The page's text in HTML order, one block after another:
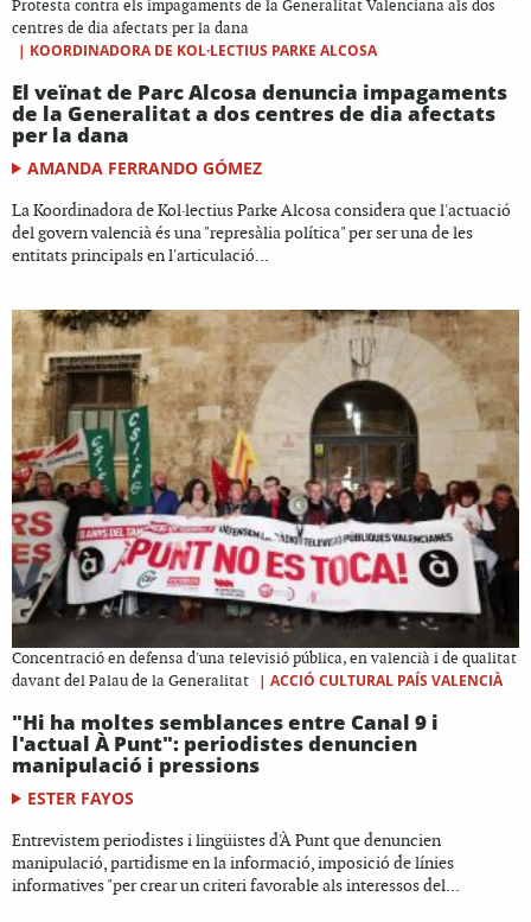
Protesta contra els impagaments de la Generalitat Valenciana als dos
centres de dia afectats per la dana
| KOORDINADORA DE KOL·LECTIUS PARKE ALCOSA
El veïnat de Parc Alcosa denuncia impagaments
de la Generalitat a dos centres de dia afectats
per la dana
AMANDA FERRANDO GÓMEZ
La Koordinadora de Kol·lectius Parke Alcosa considera que l'actuació
del govern valencià és una "represàlia política" per ser una de les
entitats principals en l'articulació...
Concentració en defensa d'una televisió pública, en valencià i de qualitat
davant del Palau de la Generalitat
| ACCIÓ CULTURAL PAÍS VALENCIÀ
"Hi ha moltes semblances entre Canal 9 i
l'actual À Punt": periodistes denuncien
manipulació i pressions
ESTER FAYOS
Entrevistem periodistes i lingüistes d'À Punt que denuncien
manipulació, partidisme en la informació, imposició de línies
informatives "per crear un criteri favorable als interessos del...